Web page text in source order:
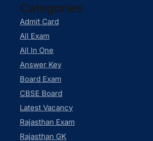
Categories
Admit Card
All Exam
All In One
Answer Key
Board Exam
CBSE Board
Latest Vacancy
Rajasthan Exam
Rajasthan GK